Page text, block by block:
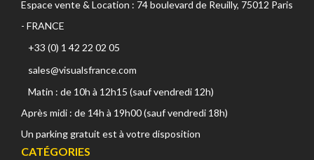
Espace vente & Location : 74 boulevard de Reuilly, 75012 Paris
- FRANCE
+33 (0) 1 42 22 02 05
sales@visualsfrance.com
Matin : de 10h à 12h15 (sauf vendredi 12h)
Après midi : de 14h à 19h00 (sauf vendredi 18h)
Un parking gratuit est à votre disposition
CATÉGORIES